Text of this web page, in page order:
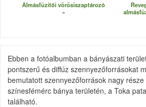
Almásfüzitői vörösiszaptározó
Ebben a fotóalbumban a bányászati
pontszerű és diffúz szennyezőforrásokat
bemutatott szennyezőforrások nagy
színesfémérc bánya területén, a Toka
található.